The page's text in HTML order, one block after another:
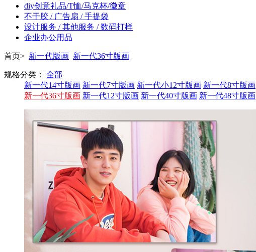
diy创意礼品/T恤/马克杯/徽章
不干胶 / 广告扇 / 手提袋
设计服务 / 其他服务 / 数码打样
企业办公用品
首页> 新一代版画 新一代36寸版画
规格分类：
全部
新一代14寸版画 新一代7寸版画 新一代小12寸版画 新一代8寸版画
新一代36寸版画 新一代12寸版画 新一代40寸版画 新一代48寸版画